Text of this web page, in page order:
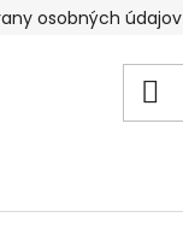
osobných údajov